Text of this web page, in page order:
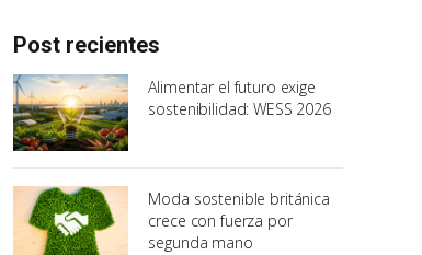
Post recientes
Alimentar el futuro exige
sostenibilidad: WESS 2026
Moda sostenible británica
crece con fuerza por
segunda mano